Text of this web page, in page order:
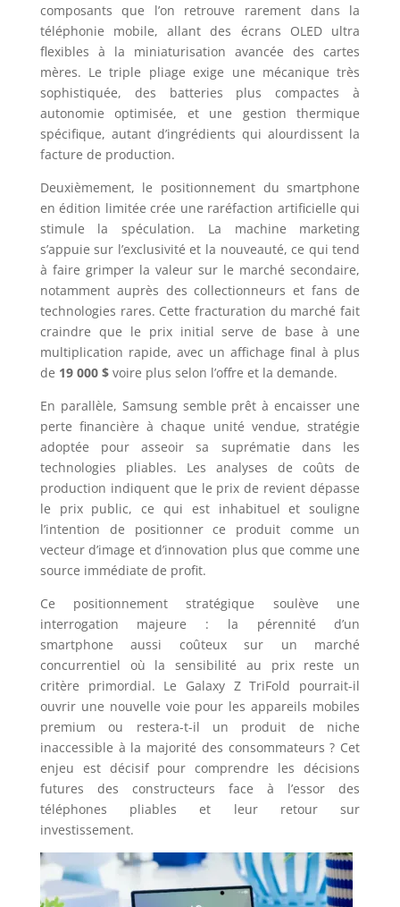
composants que l’on retrouve rarement dans la
téléphonie mobile, allant des écrans OLED ultra
flexibles à la miniaturisation avancée des cartes
mères. Le triple pliage exige une mécanique très
sophistiquée, des batteries plus compactes à
autonomie optimisée, et une gestion thermique
spécifique, autant d’ingrédients qui alourdissent la
facture de production.
Deuxièmement, le positionnement du smartphone
en édition limitée crée une raréfaction artificielle qui
stimule la spéculation. La machine marketing
s’appuie sur l’exclusivité et la nouveauté, ce qui tend
à faire grimper la valeur sur le marché secondaire,
notamment auprès des collectionneurs et fans de
technologies rares. Cette fracturation du marché fait
craindre que le prix initial serve de base à une
multiplication rapide, avec un affichage final à plus
de 19 000 $voire plus selon l’offre et la demande.
En parallèle, Samsung semble prêt à encaisser une
perte financière à chaque unité vendue, stratégie
adoptée pour asseoir sa suprématie dans les
technologies pliables. Les analyses de coûts de
production indiquent que le prix de revient dépasse
le prix public, ce qui est inhabituel et souligne
l’intention de positionner ce produit comme un
vecteur d’image et d’innovation plus que comme une
source immédiate de profit.
Ce positionnement stratégique soulève une
interrogation majeure : la pérennité d’un
smartphone aussi coûteux sur un marché
concurrentiel où la sensibilité au prix reste un
critère primordial. Le Galaxy Z TriFold pourrait-il
ouvrir une nouvelle voie pour les appareils mobiles
premium ou restera-t-il un produit de niche
inaccessible à la majorité des consommateurs ? Cet
enjeu est décisif pour comprendre les décisions
futures des constructeurs face à l’essor des
téléphones pliables et leur retour sur
investissement.